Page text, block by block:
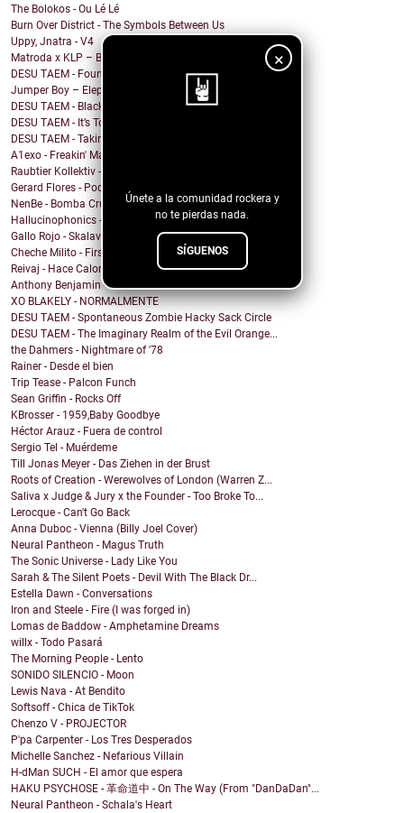
×
Únete a la comunidad rockera y
no te pierdas nada.
SÍGUENOS
The Bolokos - Ou Lé Lé
Burn Over District - The Symbols Between Us
Uppy, Jnatra - V4
Matroda x KLP – Bullshit
DESU TAEM - Founding Father’s Zoot Suit Slam
Jumper Boy – Elephants
DESU TAEM - Black Hearted Clown
DESU TAEM - It’s Too Soon to See You Again
DESU TAEM - Taking My Groceries Home on a Pogo Stick
A1exo - Freakin' Magical
Raubtier Kollektiv - Liebe und Angst
Gerard Flores - Poderosa
NenBe - Bomba Crush
Hallucinophonics - We are the Animals
Gallo Rojo - Skalavera (Dia de Muertos)
Cheche Milito - First Rain of The Year
Reivaj - Hace Calor
Anthony Benjamin - Heroes
XO BLAKELY - NORMALMENTE
DESU TAEM - Spontaneous Zombie Hacky Sack Circle
DESU TAEM - The Imaginary Realm of the Evil Orange...
the Dahmers - Nightmare of '78
Rainer - Desde el bien
Trip Tease - Palcon Funch
Sean Griffin - Rocks Off
KBrosser - 1959,Baby Goodbye
Héctor Arauz - Fuera de control
Sergio Tel - Muérdeme
Till Jonas Meyer - Das Ziehen in der Brust
Roots of Creation - Werewolves of London (Warren Z...
Saliva x Judge & Jury x the Founder - Too Broke To...
Lerocque - Can't Go Back
Anna Duboc - Vienna (Billy Joel Cover)
Neural Pantheon - Magus Truth
The Sonic Universe - Lady Like You
Sarah & The Silent Poets - Devil With The Black Dr...
Estella Dawn - Conversations
Iron and Steele - Fire (I was forged in)
Lomas de Baddow - Amphetamine Dreams
willx - Todo Pasará
The Morning People - Lento
SONIDO SILENCIO - Moon
Lewis Nava - At Bendito
Softsoff - Chica de TikTok
Chenzo V - PROJECTOR
P'pa Carpenter - Los Tres Desperados
Michelle Sanchez - Nefarious Villain
H-dMan SUCH - El amor que espera
HAKU PSYCHOSE - 革命道中 - On The Way (From "DanDaDan"...
Neural Pantheon - Schala's Heart